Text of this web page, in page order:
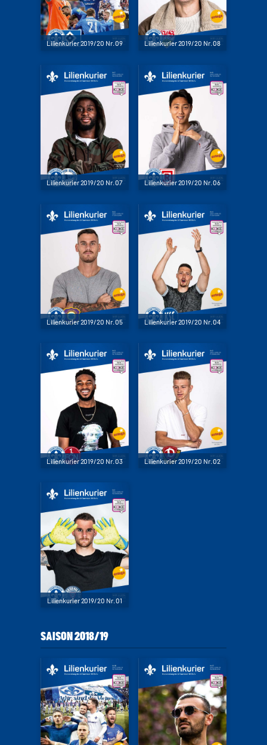
Lilienkurier 2019/20 Nr. 09 Lilienkurier 2019/20 Nr. 08
Lilienkurier 2019/20 Nr. 07 Lilienkurier 2019/20 Nr. 06
Lilienkurier 2019/20 Nr. 05 Lilienkurier 2019/20 Nr. 04
Lilienkurier 2019/20 Nr. 03 Lilienkurier 2019/20 Nr. 02
Lilienkurier 2019/20 Nr. 01
SAISON 2018/19